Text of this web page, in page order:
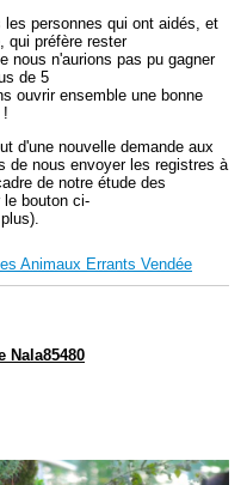
les personnes qui ont aidés , et
qui préfère rester
nous n'aurions pas pu gagner
de 5
ouvrir ensemble une bonne
!
d'une nouvelle demande aux
de nous envoyer les registres à
de notre étude des
le bouton ci-
Animaux Errants Vendée
Nala85480